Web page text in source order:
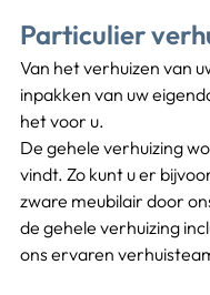
Particulier
Van het verhuizen van
inpakken van uw
het voor u.
De gehele verhuizing
vindt. Zo kunt u er
zware meubilair door
de gehele verhuizing
ons ervaren